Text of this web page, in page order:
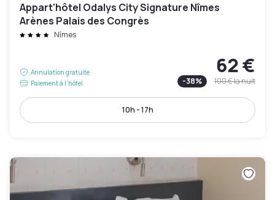
Appart'hôtel Odalys City Signature Nîmes
Arènes Palais des Congrès
Nîmes
Annulation gratuite
Paiement à l'hôtel
62 €
-38% 100 €la nuit
10h - 17h